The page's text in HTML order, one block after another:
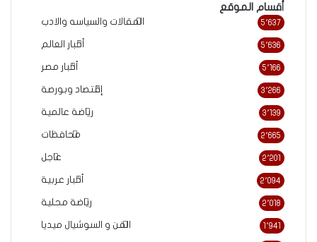
أقسام الموقع
المقالات والسياسه والادب 5٬637
أخبار العالم 5٬636
أخبار مصر 5٬166
إقتصاد وبورصة 3٬266
رياضة عالمية 3٬139
محافظات 2٬665
عاجل 2٬201
أخبار عربية 2٬094
رياضة محلية 2٬018
الفن و السوشيال ميديا 1٬941